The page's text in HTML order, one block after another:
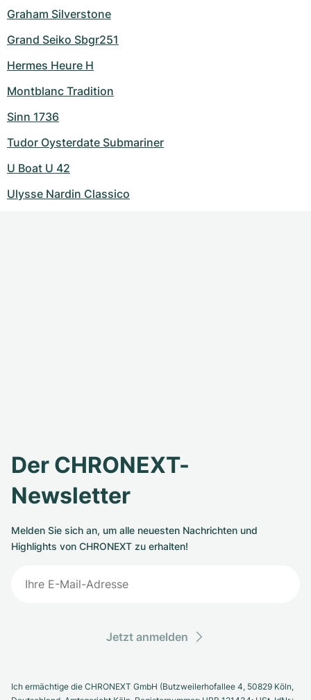
Graham Silverstone
Grand Seiko Sbgr251
Hermes Heure H
Montblanc Tradition
Sinn 1736
Tudor Oysterdate Submariner
U Boat U 42
Ulysse Nardin Classico
Der CHRONEXT-
Newsletter
Melden Sie sich an, um alle neuesten Nachrichten und
Highlights von CHRONEXT zu erhalten!
Jetzt anmelden
Ich ermächtige die CHRONEXT GmbH (Butzweilerhofallee 4, 50829 Köln,